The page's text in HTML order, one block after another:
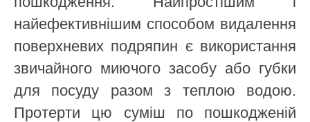
найефективнішим способом видалення
поверхневих подряпин є використання
звичайного миючого засобу або губки
для посуду разом з теплою водою.
Протерти цю суміш по пошкодженій